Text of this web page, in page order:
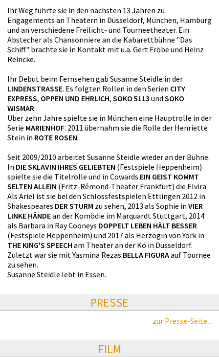
Ihr Weg führte sie in den nächsten 13 Jahren zu
Engagements an Theatern in Düsseldorf, München, Hamburg
und an verschiedene Freilicht- und Tourneetheater. Ein
Abstecher als Chansonniere an die Kabarettbühne "Das
Schiff" brachte sie in Kontakt mit u.a. Gert Fröbe und Heinz
Reincke.
Ihr Debut beim Fernsehen gab Susanne Steidle in der
LINDENSTRASSE. Es folgten Rollen in den Serien CITY
EXPRESS, OPPEN UND EHRLICH, SOKO 5113 und SOKO
WISMAR.
Über zehn Jahre spielte sie in München eine Hauptrolle in der
Serie MARIENHOF. 2011 übernahm sie die Rolle der Henriette
Stein in ROTE ROSEN.
Seit 2009/2010 arbeitet Susanne Steidle wieder an der Bühne.
In DIE SKLAVIN IHRES GELIEBTEN (Festspiele Heppenheim)
spielte sie die Titelrolle und in Cowards EIN GEIST KOMMT
SELTEN ALLEIN (Fritz-Rémond-Theater Frankfurt) die Elvira.
Als Ariel ist sie bei den Schlossfestspielen Ettlingen 2012 in
Shakespeares DER STURM zu sehen, 2013 als Sophie in VIER
LINKE HÄNDEan der Komödie im Marquardt Stuttgart, 2014
als Barbara in Ray Cooneys DOPPELT LEBEN HÄLT BESSER
(Festspiele Heppenheim) und 2017 als Herzogin von York in
THE KING'S SPEECH am Theater an der Kö in Düsseldorf.
Zuletzt war sie mit Yasmina Rezas BELLA FIGURAauf Tournee
zu sehen.
Susanne Steidle lebt in Essen.
PRESSE
zur Presse-Seite...
FILM